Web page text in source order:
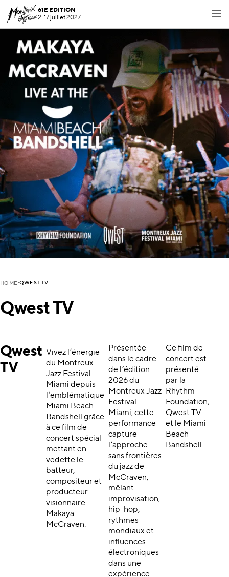
61E EDITION
2-17 juillet 2027
HOME QWEST TV
Qwest TV
Qwest
TV
Vivez l’énergie
du Montreux
Jazz Festival
Miami depuis
l’emblématique
Miami Beach
Bandshell grâce
à ce film de
concert spécial
mettant en
vedette le
batteur,
compositeur et
producteur
visionnaire
Makaya
McCraven.
Présentée
dans le cadre
de l’édition
2026 du
Montreux Jazz
Festival
Miami, cette
performance
capture
l’approche
sans frontières
du jazz de
McCraven,
mêlant
improvisation,
hip-hop,
rythmes
mondiaux et
influences
électroniques
dans une
expérience
Ce film de
concert est
présenté
par la
Rhythm
Foundation,
Qwest TV
et le Miami
Beach
Bandshell.